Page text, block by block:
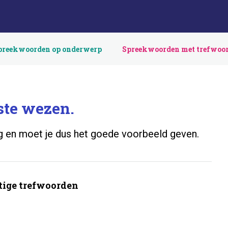
op onderwerp Spreekwoorden met
wezen.
moet je dus het goede voorbeeld geven.
trefwoorden